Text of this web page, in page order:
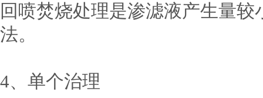
回喷焚烧处理是渗滤液产生量
法。
4、单个治理